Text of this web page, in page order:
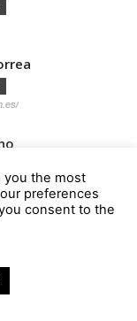
you the most
preferences
consent to the